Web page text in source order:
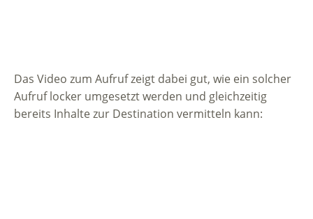
Das Video zum Aufruf zeigt dabei gut, wie ein solcher
Aufruf locker umgesetzt werden und gleichzeitig
bereits Inhalte zur Destination vermitteln kann: